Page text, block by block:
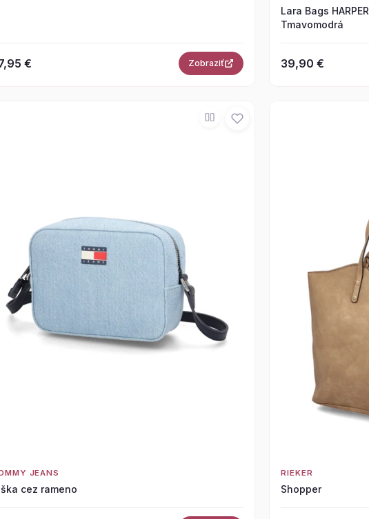
€ Zobraziť
Lara Bags HARPER dámska koženková kabelka
Tmavomodrá
39,90 €
JEANS
cez rameno
RIEKER
Shopper